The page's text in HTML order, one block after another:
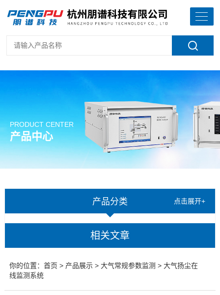
PRODUCT CENTER
产品中心
产品分类 点击展开+
相关文章
你的位置： 首页 > 产品展示> 大气常规参数监测 > 大气扬尘在
线监测系统